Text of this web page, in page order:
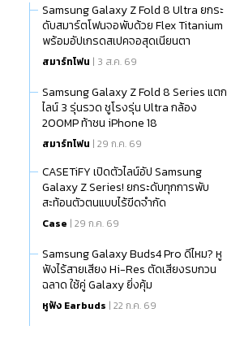
Samsung Galaxy Z Fold 8 Ultra ยกระ
ดับสมาร์ตโฟนจอพับด้วย Flex Titanium
พร้อมอัปเกรดสเปคจอสุดเนียนตา
สมาร์ทโฟน | 3 ส.ค. 69
Samsung Galaxy Z Fold 8 Series แตก
ไลน์ 3 รุ่นรวด ชูโรงรุ่น Ultra กล้อง
200MP ท้าชน iPhone 18
สมาร์ทโฟน | 29 ก.ค. 69
CASETiFY เปิดตัวไลน์อัป Samsung
Galaxy Z Series! ยกระดับทุกการพับ
สะท้อนตัวตนแบบไร้ขีดจำกัด
Case | 29 ก.ค. 69
Samsung Galaxy Buds4 Pro ดีไหม? หู
ฟังไร้สายเสียง Hi-Res ตัดเสียงรบกวน
ฉลาด ใช้คู่ Galaxy ยิ่งคุ้ม
หูฟัง Earbuds | 22 ก.ค. 69